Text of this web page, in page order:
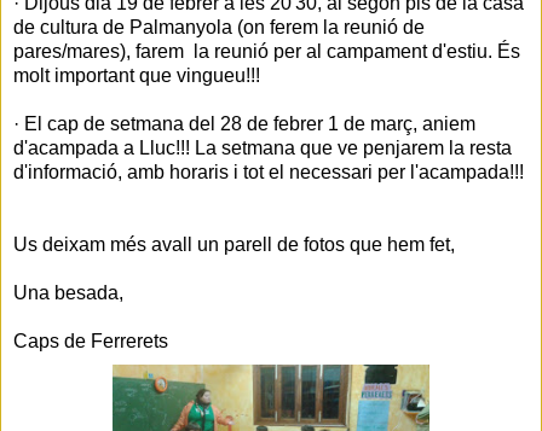
de cultura de Palmanyola (on ferem la reunió de
pares/mares), farem la reunió per al campament d'estiu. És
molt important que vingueu!!!
· El cap de setmana del 28 de febrer 1 de març, aniem
d'acampada a Lluc!!! La setmana que ve penjarem la resta
d'informació, amb horaris i tot el necessari per l'acampada!!!
Us deixam més avall un parell de fotos que hem fet,
Una besada,
Caps de Ferrerets